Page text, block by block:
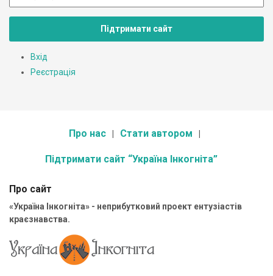
Підтримати сайт
Вхід
Реєстрація
Про нас Стати автором
Підтримати сайт “Україна Інкогніта”
Про сайт
«Україна Інкогніта» - неприбутковий проект ентузіастів
краєзнавства.